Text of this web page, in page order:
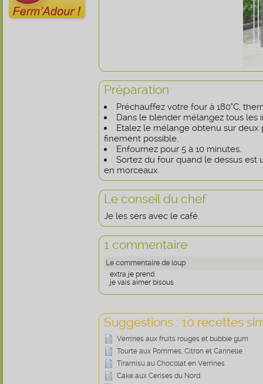
Préparation
Préchauffez votre four à 180°C,
Dans le blender mélangez tous les
Etalez le mélange obtenu sur deux
finement possible.
Enfournez pour 5 à 10 minutes.
Sortez du four quand le dessus est
en morceaux.
Le conseil du chef
Je les sers avec le café.
1 commentaire
Le commentaire de loup
extra je prend
je vais aimer bisous
Suggestions : 10 recettes
Verrines aux fruits rouges et bubble gum
Tourte aux Pommes, Citron et Cannelle
Tiramisu au Chocolat en Verrines
Cake aux Cerises du Nord